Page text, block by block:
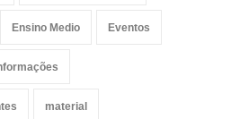
Ensino Medio Eventos
material